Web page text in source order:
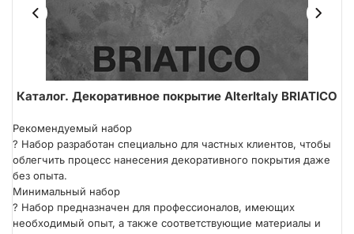
Каталог. Декоративное покрытие AlterItaly BRIATICO
Рекомендуемый набор
? Набор разработан специально для частных клиентов, чтобы
облегчить процесс нанесения декоративного покрытия даже
без опыта.
Минимальный набор
? Набор предназначен для профессионалов, имеющих
необходимый опыт, а также соответствующие материалы и